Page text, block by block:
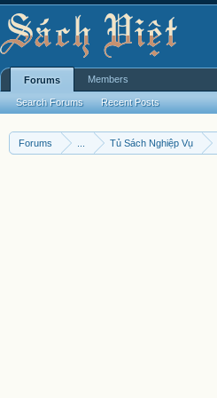
Forums Tủ Sách Nghiệp Vụ
Forums
Search Forums Recent Posts
Members